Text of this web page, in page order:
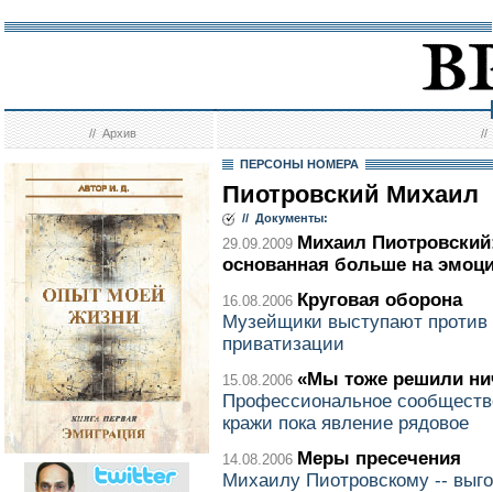
//Архив //
ПЕРСОНЫ НОМЕРА
Пиотровский Михаил
// Документы:
29.09.2009 Михаил
основанная больше на
16.08.2006 Круговая оборона
Музейщики выступают против
приватизации
15.08.2006 «Мы тоже решили
Профессиональное
кражи пока явление рядовое
14.08.2006 Меры пресечения
Михаилу Пиотровскому --